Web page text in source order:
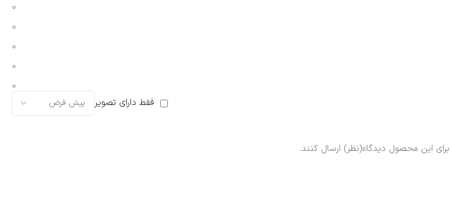
0
0
0
0
0
فقط دارای تصویر
این محصول دیدگاه(نظر) ارسال کنند.